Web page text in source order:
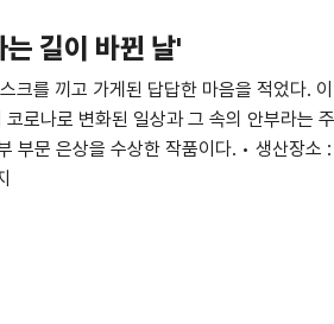
길이 바뀐 날'
크를 끼고 가게된 답답한 마음을 적었다.
로나로 변화된 일상과 그 속의 안부라는
부문 은상을 수상한 작품이다. • 생산장소